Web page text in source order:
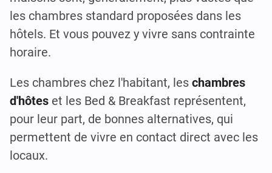
les chambres standard proposées dans les
hôtels. Et vous pouvez y vivre sans contrainte
horaire.
Les chambres chez l'habitant, les chambres
d'hôtes et les Bed & Breakfast représentent,
pour leur part, de bonnes alternatives, qui
permettent de vivre en contact direct avec les
locaux.